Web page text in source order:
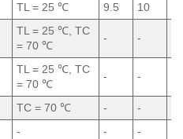
TL = 25 ℃ 9.5 10
TL = 25 ℃, TC
= 70 ℃
- -
TL = 25 ℃, TC
= 70 ℃
- -
TC = 70 ℃ - -
- - -